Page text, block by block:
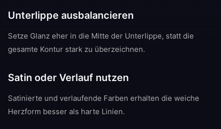
Unterlippe ausbalancieren
Setze Glanz eher in die Mitte der Unterlippe, statt die
gesamte Kontur stark zu überzeichnen.
Satin oder Verlauf nutzen
Satinierte und verlaufende Farben erhalten die weiche
Herzform besser als harte Linien.